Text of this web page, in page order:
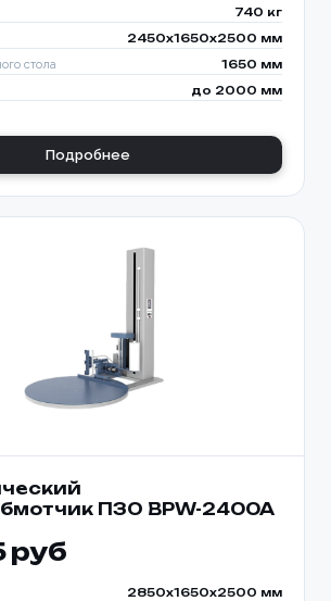
740 кг
2450х1650х2500 мм
стола 1650 мм
до 2000 мм
Подробнее
ПЗО BPW-2400A
руб
2850х1650х2500 мм